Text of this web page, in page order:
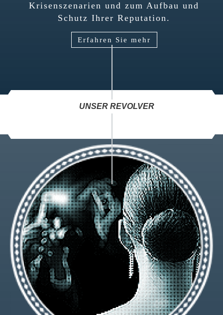
Krisenszenarien und zum Aufbau und
Schutz Ihrer Reputation.
Erfahren Sie mehr
UNSER REVOLVER